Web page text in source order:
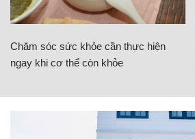
Chăm sóc sức khỏe cần thực hiện
ngay khi cơ thể còn khỏe